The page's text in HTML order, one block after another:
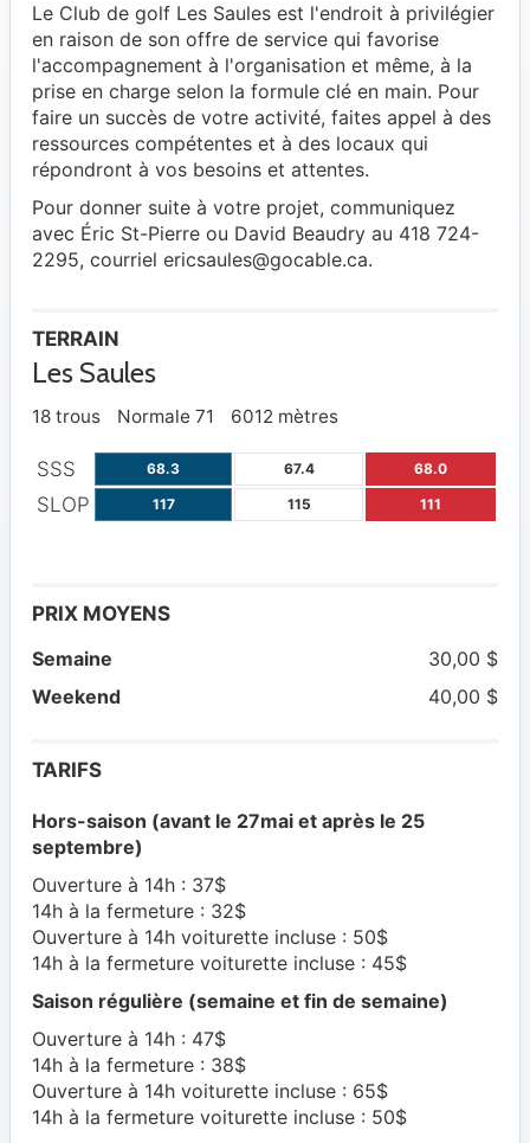
Le Club de golf Les Saules est l'endroit à privilégier
en raison de son offre de service qui favorise
l'accompagnement à l'organisation et même, à la
prise en charge selon la formule clé en main. Pour
faire un succès de votre activité, faites appel à des
ressources compétentes et à des locaux qui
répondront à vos besoins et attentes.
Pour donner suite à votre projet, communiquez
avec Éric St-Pierre ou David Beaudry au 418 724-
2295, courriel ericsaules@gocable.ca.
TERRAIN
Les Saules
18 trous Normale 71 6012 mètres
SSS 68.3 67.4 68.0
SLOP 117 115 111
PRIX MOYENS
Semaine
30,00 $
Weekend
40,00 $
TARIFS
Hors-saison (avant le 27mai et après le 25
septembre)
Ouverture à 14h : 37$
14h à la fermeture : 32$
Ouverture à 14h voiturette incluse : 50$
14h à la fermeture voiturette incluse : 45$
Saison régulière (semaine et fin de semaine)
Ouverture à 14h : 47$
14h à la fermeture : 38$
Ouverture à 14h voiturette incluse : 65$
14h à la fermeture voiturette incluse : 50$